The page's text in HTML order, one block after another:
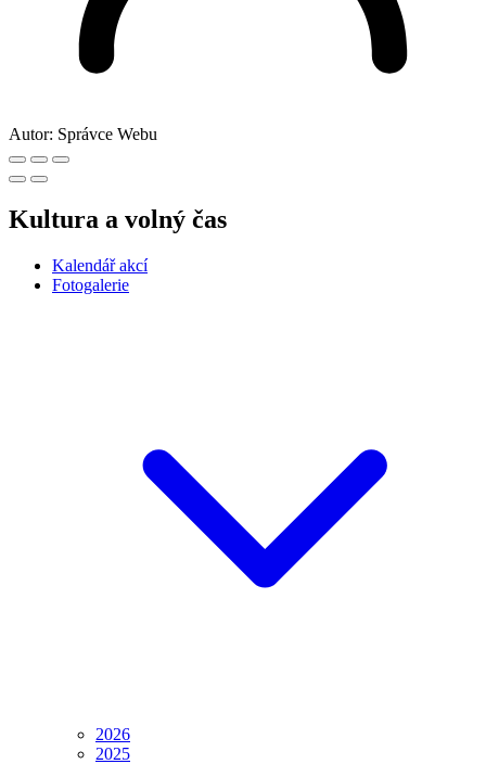
Autor: Správce Webu
Kultura a volný čas
Kalendář akcí
Fotogalerie
2026
2025